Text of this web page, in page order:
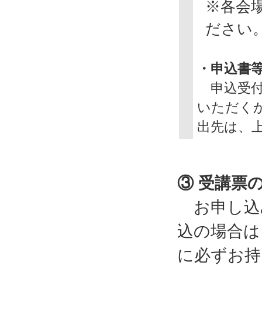
※各会
ださい
・申込書
申込受
いただく
出先は、
③ 受講票
お申し込
込の場合
に必ずお